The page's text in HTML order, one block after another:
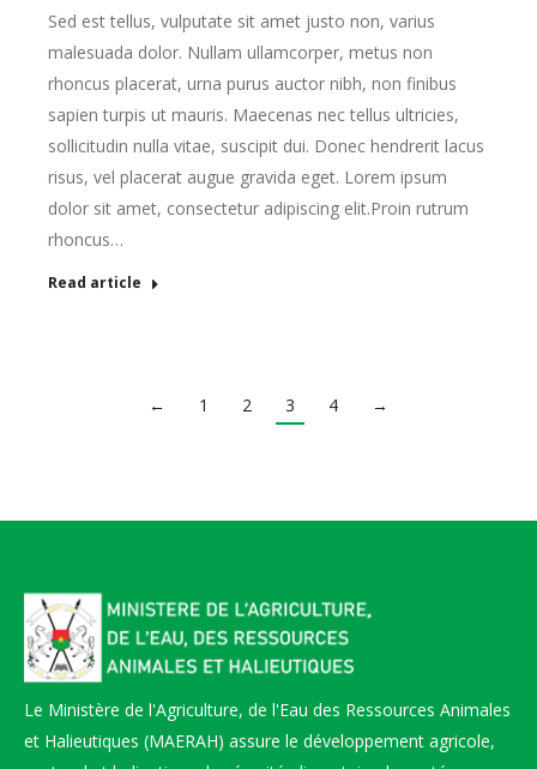
Sed est tellus, vulputate sit amet justo non, varius
malesuada dolor. Nullam ullamcorper, metus non
rhoncus placerat, urna purus auctor nibh, non finibus
sapien turpis ut mauris. Maecenas nec tellus ultricies,
sollicitudin nulla vitae, suscipit dui. Donec hendrerit lacus
risus, vel placerat augue gravida eget. Lorem ipsum
dolor sit amet, consectetur adipiscing elit.Proin rutrum
rhoncus…
Read article
← 1 2 3 4 →
Le Ministère de l'Agriculture, de l'Eau des Ressources Animales
et Halieutiques (MAERAH) assure le développement agricole,